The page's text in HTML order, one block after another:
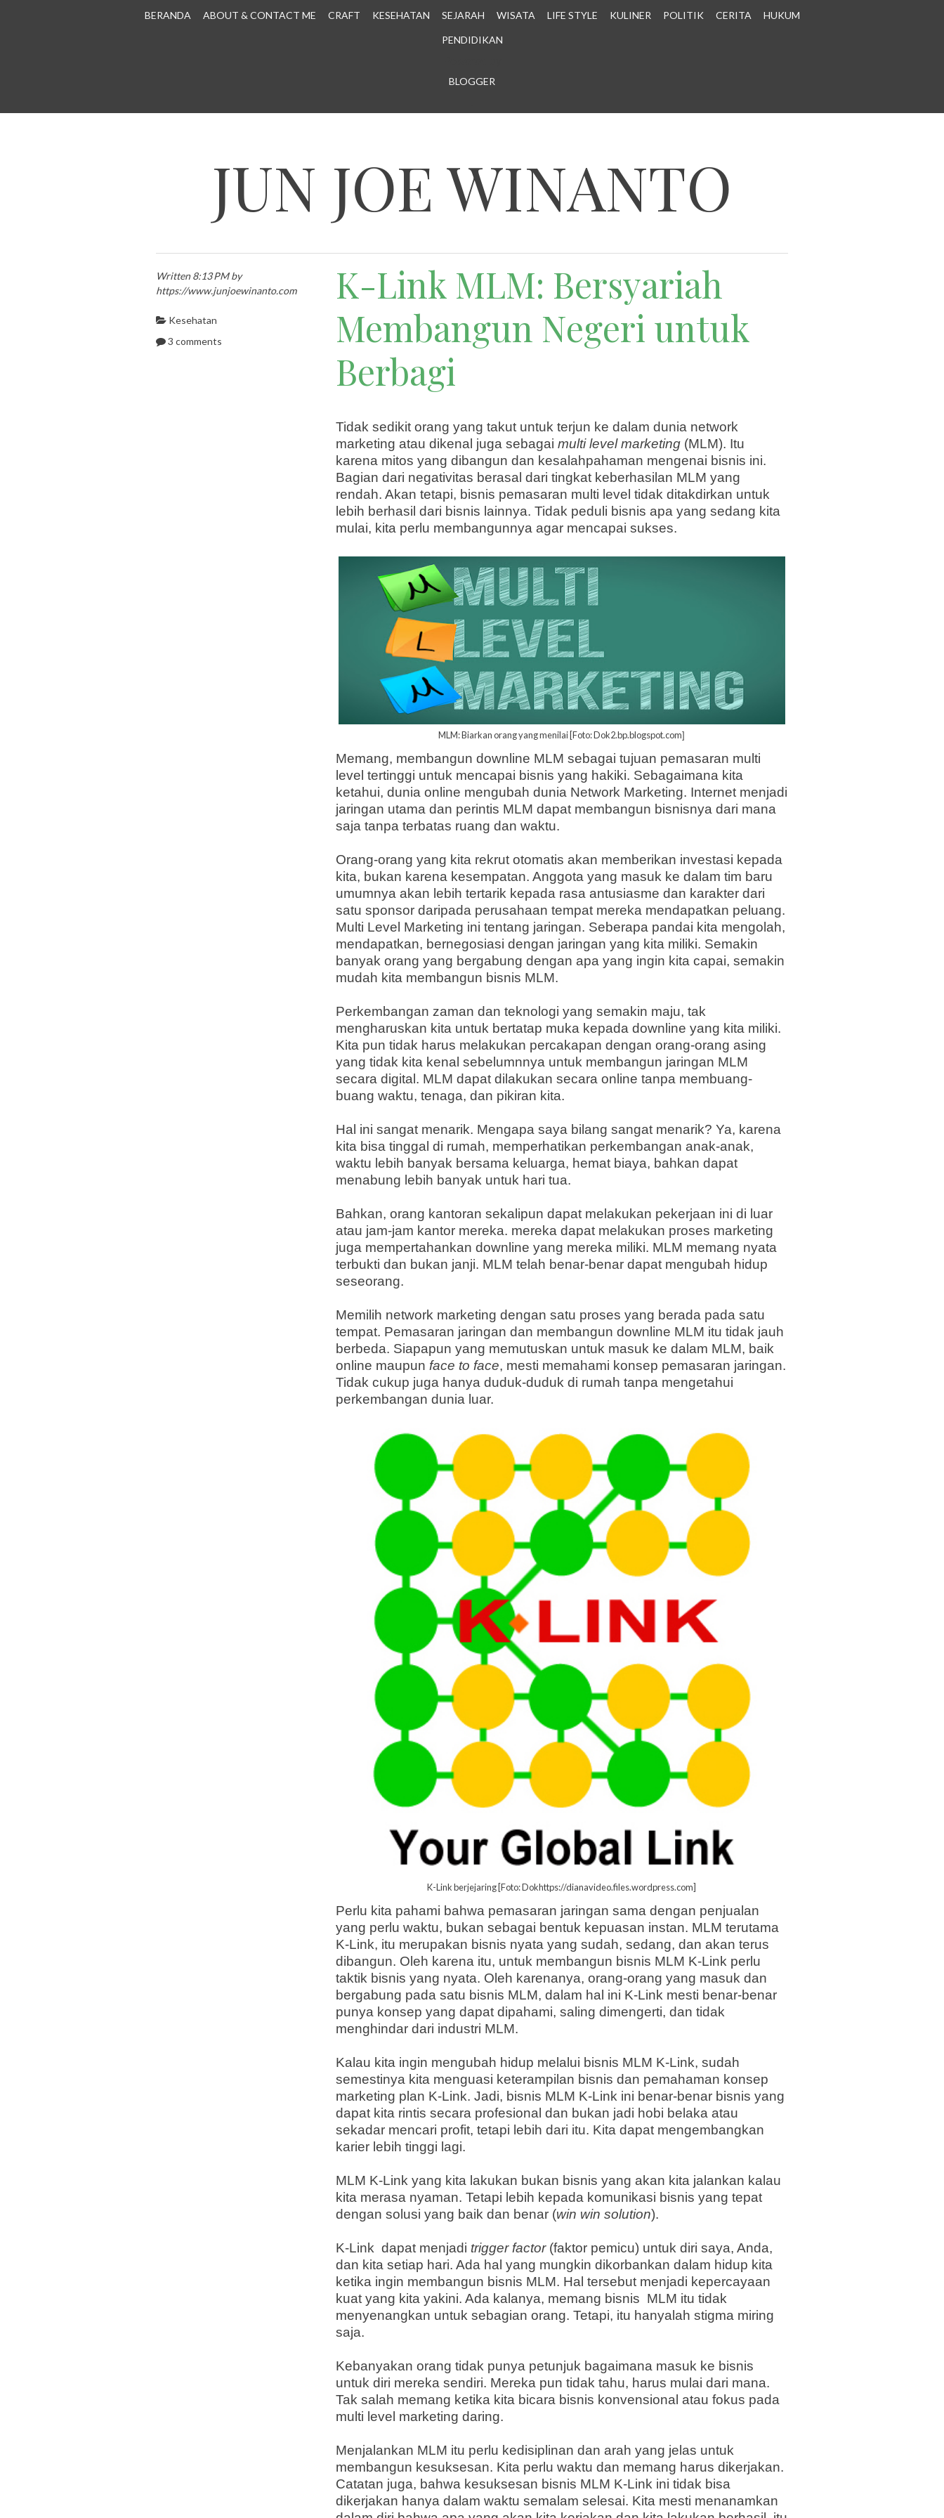
BERANDA ABOUT & CONTACT ME CRAFT KESEHATAN SEJARAH WISATA LIFE STYLE KULINER POLITIK CERITA HUKUM
PENDIDIKAN
BLOGGER
JUN JOE WINANTO
K-Link MLM: Bersyariah
Membangun Negeri untuk
Berbagi
Tidak sedikit orang yang takut untuk terjun ke dalam dunia network
marketing atau dikenal juga sebagai multi level marketing(MLM). Itu
karena mitos yang dibangun dan kesalahpahaman mengenai bisnis ini.
Bagian dari negativitas berasal dari tingkat keberhasilan MLM yang
rendah. Akan tetapi, bisnis pemasaran multi level tidak ditakdirkan untuk
lebih berhasil dari bisnis lainnya. Tidak peduli bisnis apa yang sedang kita
mulai, kita perlu membangunnya agar mencapai sukses.
MLM: Biarkan orang yang menilai [Foto: Dok2.bp.blogspot.com]
Memang, membangun downline MLM sebagai tujuan pemasaran multi
level tertinggi untuk mencapai bisnis yang hakiki. Sebagaimana kita
ketahui, dunia online mengubah dunia Network Marketing. Internet menjadi
jaringan utama dan perintis MLM dapat membangun bisnisnya dari mana
saja tanpa terbatas ruang dan waktu.
Orang-orang yang kita rekrut otomatis akan memberikan investasi kepada
kita, bukan karena kesempatan. Anggota yang masuk ke dalam tim baru
umumnya akan lebih tertarik kepada rasa antusiasme dan karakter dari
satu sponsor daripada perusahaan tempat mereka mendapatkan peluang.
Multi Level Marketing ini tentang jaringan. Seberapa pandai kita mengolah,
mendapatkan, bernegosiasi dengan jaringan yang kita miliki. Semakin
banyak orang yang bergabung dengan apa yang ingin kita capai, semakin
mudah kita membangun bisnis MLM.
Perkembangan zaman dan teknologi yang semakin maju, tak
mengharuskan kita untuk bertatap muka kepada downline yang kita miliki.
Kita pun tidak harus melakukan percakapan dengan orang-orang asing
yang tidak kita kenal sebelumnnya untuk membangun jaringan MLM
secara digital. MLM dapat dilakukan secara online tanpa membuang-
buang waktu, tenaga, dan pikiran kita.
Hal ini sangat menarik. Mengapa saya bilang sangat menarik? Ya, karena
kita bisa tinggal di rumah, memperhatikan perkembangan anak-anak,
waktu lebih banyak bersama keluarga, hemat biaya, bahkan dapat
menabung lebih banyak untuk hari tua.
Bahkan, orang kantoran sekalipun dapat melakukan pekerjaan ini di luar
atau jam-jam kantor mereka. mereka dapat melakukan proses marketing
juga mempertahankan downline yang mereka miliki. MLM memang nyata
terbukti dan bukan janji. MLM telah benar-benar dapat mengubah hidup
seseorang.
Memilih network marketing dengan satu proses yang berada pada satu
tempat. Pemasaran jaringan dan membangun downline MLM itu tidak jauh
berbeda. Siapapun yang memutuskan untuk masuk ke dalam MLM, baik
online maupun face to face, mesti memahami konsep pemasaran jaringan.
Tidak cukup juga hanya duduk-duduk di rumah tanpa mengetahui
perkembangan dunia luar.
K-Link berjejaring [Foto: Dokhttps://dianavideo.files.wordpress.com]
Perlu kita pahami bahwa pemasaran jaringan sama dengan penjualan
yang perlu waktu, bukan sebagai bentuk kepuasan instan. MLM terutama
K-Link, itu merupakan bisnis nyata yang sudah, sedang, dan akan terus
dibangun. Oleh karena itu, untuk membangun bisnis MLM K-Link perlu
taktik bisnis yang nyata. Oleh karenanya, orang-orang yang masuk dan
bergabung pada satu bisnis MLM, dalam hal ini K-Link mesti benar-benar
punya konsep yang dapat dipahami, saling dimengerti, dan tidak
menghindar dari industri MLM.
Kalau kita ingin mengubah hidup melalui bisnis MLM K-Link, sudah
semestinya kita menguasi keterampilan bisnis dan pemahaman konsep
marketing plan K-Link. Jadi, bisnis MLM K-Link ini benar-benar bisnis yang
dapat kita rintis secara profesional dan bukan jadi hobi belaka atau
sekadar mencari profit, tetapi lebih dari itu. Kita dapat mengembangkan
karier lebih tinggi lagi.
MLM K-Link yang kita lakukan bukan bisnis yang akan kita jalankan kalau
kita merasa nyaman. Tetapi lebih kepada komunikasi bisnis yang tepat
dengan solusi yang baik dan benar (win win solution).
K-Link dapat menjadi trigger factor(faktor pemicu) untuk diri saya, Anda,
dan kita setiap hari. Ada hal yang mungkin dikorbankan dalam hidup kita
ketika ingin membangun bisnis MLM. Hal tersebut menjadi kepercayaan
kuat yang kita yakini. Ada kalanya, memang bisnis MLM itu tidak
menyenangkan untuk sebagian orang. Tetapi, itu hanyalah stigma miring
saja.
Kebanyakan orang tidak punya petunjuk bagaimana masuk ke bisnis
untuk diri mereka sendiri. Mereka pun tidak tahu, harus mulai dari mana.
Tak salah memang ketika kita bicara bisnis konvensional atau fokus pada
multi level marketing daring.
Menjalankan MLM itu perlu kedisiplinan dan arah yang jelas untuk
membangun kesuksesan. Kita perlu waktu dan memang harus dikerjakan.
Catatan juga, bahwa kesuksesan bisnis MLM K-Link ini tidak bisa
dikerjakan hanya dalam waktu semalam selesai. Kita mesti menanamkan
Written 8:13 PM by
https://www.junjoewinanto.com
Kesehatan
3 comments